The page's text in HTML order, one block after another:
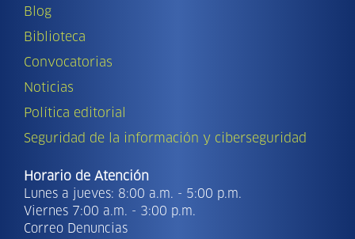
Blog
Biblioteca
Convocatorias
Noticias
Política editorial
Seguridad de la información y ciberseguridad
Horario de Atención
Lunes a jueves: 8:00 a.m. - 5:00 p.m.
Viernes 7:00 a.m. - 3:00 p.m.
Correo Denuncias